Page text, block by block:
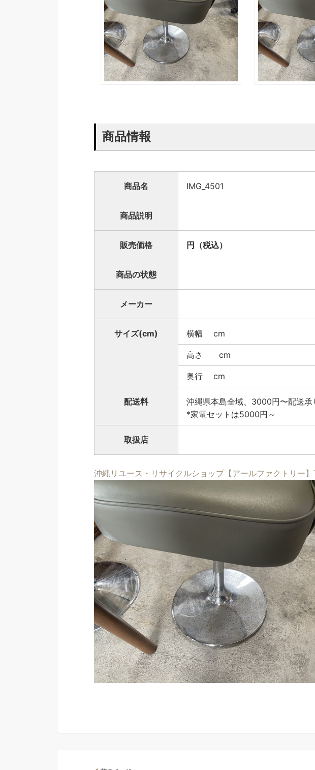
商品情報
商品名 IMG_4501
商品説明
販売価格 円（税込）
商品の状態
メーカー
サイズ(cm) 横幅 cm
高さ cm
奥行 cm
配送料
沖縄県本島全域、3000円〜配送承
*家電セットは5000円～
取扱店
沖縄リユース・リサイクルショップ【アールファクトリー】